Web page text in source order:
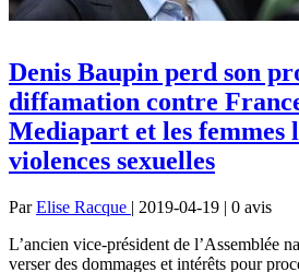
Denis Baupin perd son
diffamation contre
Mediapart et les femmes
violences sexuelles
ParElise Racque | 2019-04-19 | 0 avis
L’ancien vice-président de l’Assemblée
verser des dommages et intérêts pour